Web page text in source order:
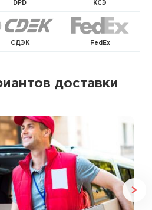
DPD КСЭ
СДЭК FedEx
доставки